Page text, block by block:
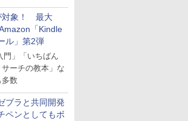
対象！ 最大
「Kindle
ル」第2弾
門」「いちばん
ーチの教本」な
数
ブラと共同開発
ペンとしてもボ